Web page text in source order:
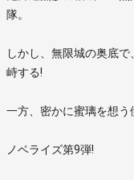
隊。
しかし、無限城の奥底
峙する!
一方、密かに蜜璃を想
ノベライズ第9弾!